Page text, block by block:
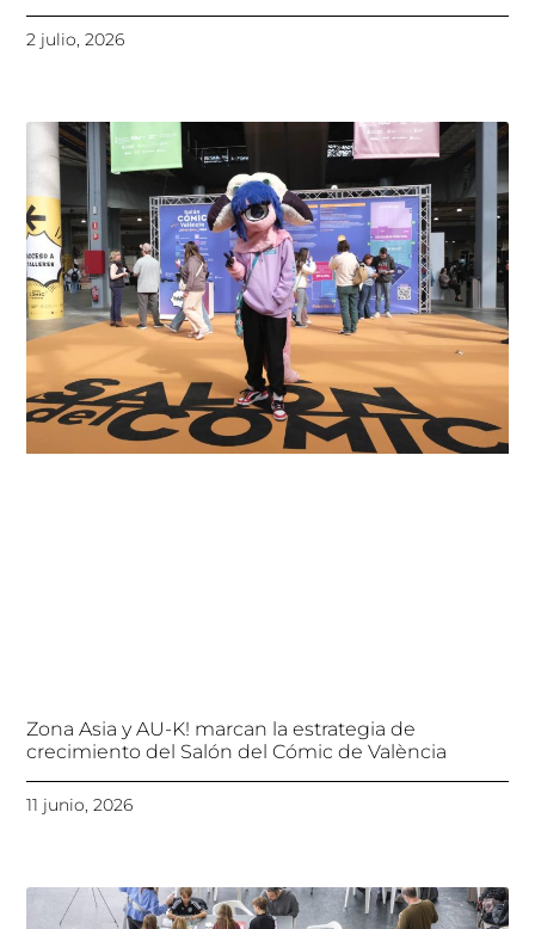
2 julio, 2026
Zona Asia y AU-K! marcan la estrategia de
crecimiento del Salón del Cómic de València
11 junio, 2026